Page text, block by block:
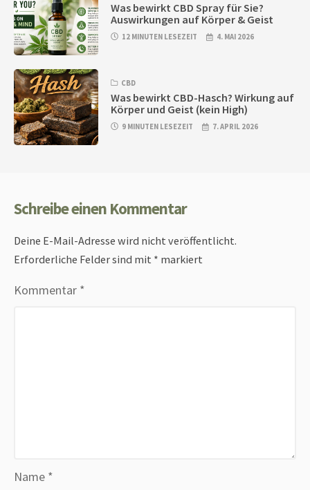
Was bewirkt CBD Spray für Sie?
Auswirkungen auf Körper & Geist
12 MINUTEN LESEZEIT 4. MAI 2026
CBD
Was bewirkt CBD-Hasch? Wirkung auf
Körper und Geist (kein High)
9 MINUTEN LESEZEIT 7. APRIL 2026
Schreibe einen Kommentar
Deine E-Mail-Adresse wird nicht veröffentlicht.
Erforderliche Felder sind mit * markiert
Kommentar *
Name *